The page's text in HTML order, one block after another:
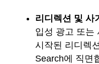
리디렉션 및 사
입성 광고 또는
시작된 리디렉
Search에 직면